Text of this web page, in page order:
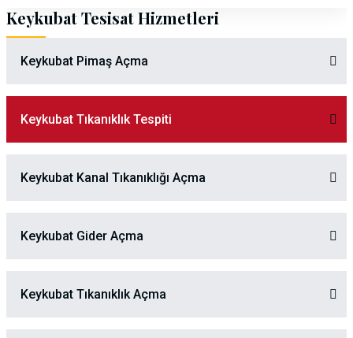
Keykubat Tesisat Hizmetleri
Keykubat Pimaş Açma
Keykubat Tıkanıklık Tespiti
Keykubat Kanal Tıkanıklığı Açma
Keykubat Gider Açma
Keykubat Tıkanıklık Açma